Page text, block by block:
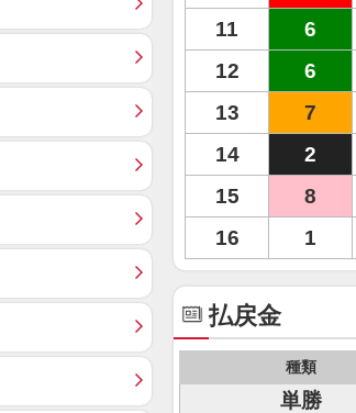
11
6
12
6
13
7
14
2
15
8
16
1
払戻金
種類
単勝